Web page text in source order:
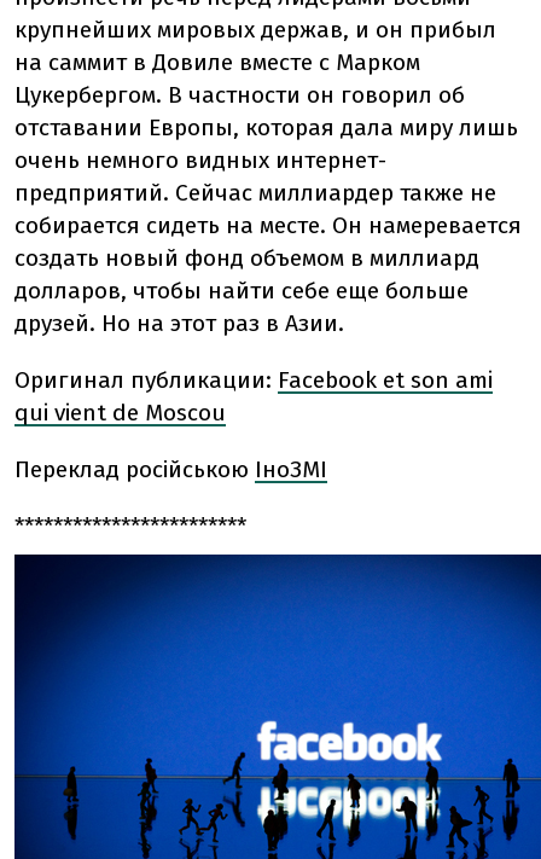
крупнейших мировых держав, и он прибыл
на саммит в Довиле вместе с Марком
Цукербергом. В частности он говорил об
отставании Европы, которая дала миру лишь
очень немного видных интернет-
предприятий. Сейчас миллиардер также не
собирается сидеть на месте. Он намеревается
создать новый фонд объемом в миллиард
долларов, чтобы найти себе еще больше
друзей. Но на этот раз в Азии.
Оригинал публикации: Facebook et son ami
qui vient de Moscou
Переклад російською ІноЗМІ
************************